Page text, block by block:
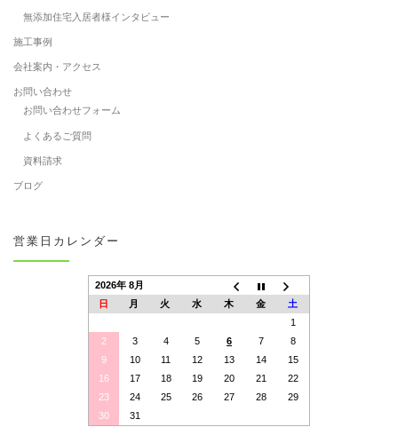
無添加住宅入居者様インタビュー
施工事例
会社案内・アクセス
お問い合わせ
お問い合わせフォーム
よくあるご質問
資料請求
ブログ
営業日カレンダー
2026年 8月
日 月 火 水 木 金 土
1
2
3 4 5 6 7
8
9
10 11 12 13 14
15
16
17 18 19 20 21
22
23
24 25 26 27 28
29
30
31